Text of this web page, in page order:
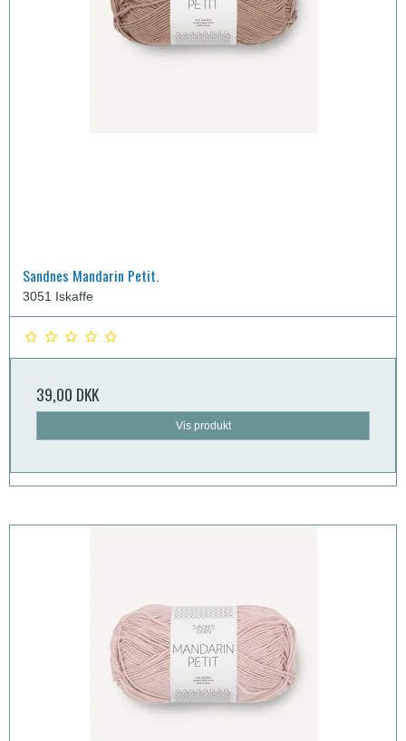
Sandnes Mandarin Petit.
3051 Iskaffe
39,00 DKK
Vis produkt